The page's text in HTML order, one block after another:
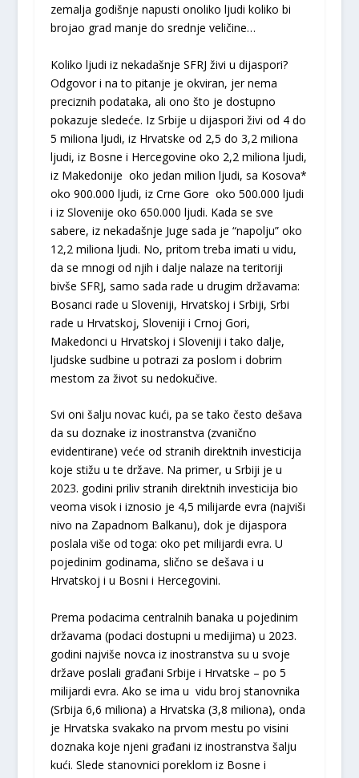
zemalja godišnje napusti onoliko ljudi koliko bi
brojao grad manje do srednje veličine…
Koliko ljudi iz nekadašnje SFRJ živi u dijaspori?
Odgovor i na to pitanje je okviran, jer nema
preciznih podataka, ali ono što je dostupno
pokazuje sledeće. Iz Srbije u dijaspori živi od 4 do
5 miliona ljudi, iz Hrvatske od 2,5 do 3,2 miliona
ljudi, iz Bosne i Hercegovine oko 2,2 miliona ljudi,
iz Makedonije oko jedan milion ljudi, sa Kosova*
oko 900.000 ljudi, iz Crne Gore oko 500.000 ljudi
i iz Slovenije oko 650.000 ljudi. Kada se sve
sabere, iz nekadašnje Juge sada je “napolju” oko
12,2 miliona ljudi. No, pritom treba imati u vidu,
da se mnogi od njih i dalje nalaze na teritoriji
bivše SFRJ, samo sada rade u drugim državama:
Bosanci rade u Sloveniji, Hrvatskoj i Srbiji, Srbi
rade u Hrvatskoj, Sloveniji i Crnoj Gori,
Makedonci u Hrvatskoj i Sloveniji i tako dalje,
ljudske sudbine u potrazi za poslom i dobrim
mestom za život su nedokučive.
Svi oni šalju novac kući, pa se tako često dešava
da su doznake iz inostranstva (zvanično
evidentirane) veće od stranih direktnih investicija
koje stižu u te države. Na primer, u Srbiji je u
2023. godini priliv stranih direktnih investicija bio
veoma visok i iznosio je 4,5 milijarde evra (najviši
nivo na Zapadnom Balkanu), dok je dijaspora
poslala više od toga: oko pet milijardi evra. U
pojedinim godinama, slično se dešava i u
Hrvatskoj i u Bosni i Hercegovini.
Prema podacima centralnih banaka u pojedinim
državama (podaci dostupni u medijima) u 2023.
godini najviše novca iz inostranstva su u svoje
države poslali građani Srbije i Hrvatske – po 5
milijardi evra. Ako se ima u vidu broj stanovnika
(Srbija 6,6 miliona) a Hrvatska (3,8 miliona), onda
je Hrvatska svakako na prvom mestu po visini
doznaka koje njeni građani iz inostranstva šalju
kući. Slede stanovnici poreklom iz Bosne i